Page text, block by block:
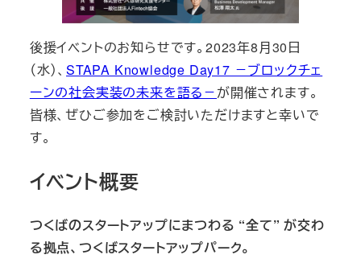
後援イベントのお知らせです。2023年8月30日
（水）、 STAPA Knowledge Day17 －ブロックチェ
ーンの社会実装の未来を語る－が開催されます。
皆様、ぜひご参加をご検討いただけますと幸いで
す。
イベント概要
つくばのスタートアップにまつわる “全て” が交わ
る拠点、つくばスタートアップパーク。